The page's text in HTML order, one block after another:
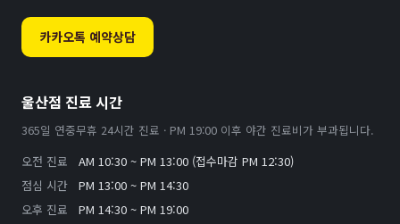
카카오톡 예약상담
울산점 진료 시간
365일 연중무휴 24시간 진료 · PM 19:00 이후 야간 진료비가 부과됩니다.
오전 진료
AM 10:30 ~ PM 13:00 (접수마감 PM 12:30)
점심 시간
PM 13:00 ~ PM 14:30
오후 진료
PM 14:30 ~ PM 19:00